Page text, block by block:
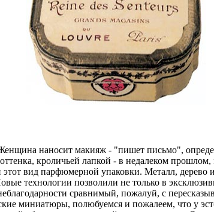
наносит макияж - "пишет письмо",
кроличьей лапкой - в недалеком
вид парфюмерной упаковки. Металл, дерево
технологии позволили не только в
сравнимый, пожалуй, с
миниатюры, полюбуемся и пожалеем, что у